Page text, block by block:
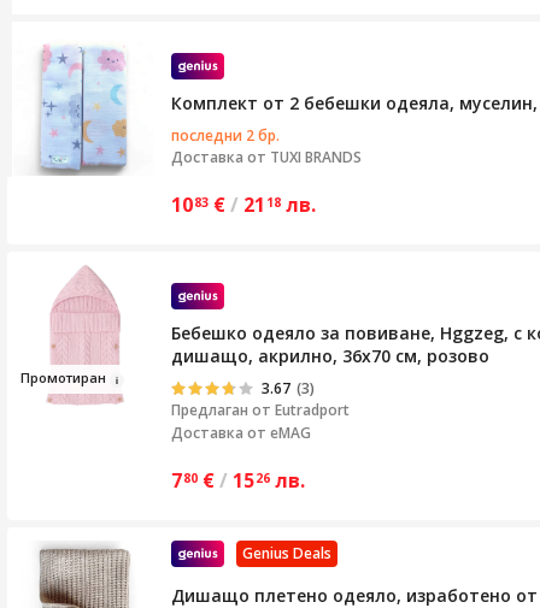
Комплект от 2 бебешки одеяла,
последни 2 бр.
Доставка от TUXI BRANDS
1083 €/ 21 18 лв.
Промотиран
Бебешко одеяло за повиване, Hggzeg, с
дишащо, акрилно, 36x70 см, розово
3.67 (3)
Предлаган от Eutradport
Доставка от eMAG
780 €/ 1526 лв.
Genius Deals
Дишащо плетено одеяло, изработено от